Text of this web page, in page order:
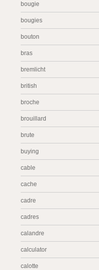
bougie
bougies
bouton
bras
bremlicht
british
broche
brouillard
brute
buying
cable
cache
cadre
cadres
calandre
calculator
calotte